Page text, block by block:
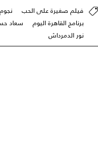
فيلم صغيرة على الحب
برنامج القاهرة اليوم
سعاد
نور الدمرداش